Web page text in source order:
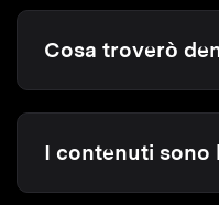
Cosa troverò
I contenuti sono